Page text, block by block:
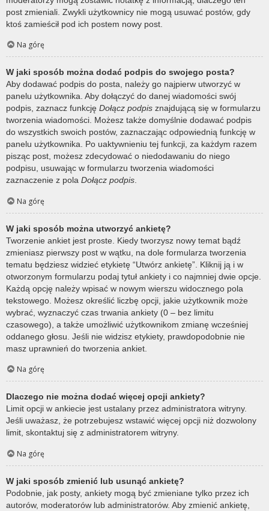
post zmieniali. Zwykli użytkownicy nie mogą usuwać postów, gdy
ktoś zamieścił pod ich postem nowy post.
Na górę
W jaki sposób można dodać podpis do swojego posta?
Aby dodawać podpis do posta, należy go najpierw utworzyć w
panelu użytkownika. Aby dołączyć do danej wiadomości swój
podpis, zaznacz funkcję Dołącz podpis znajdującą się w formularzu
tworzenia wiadomości. Możesz także domyślnie dodawać podpis
do wszystkich swoich postów, zaznaczając odpowiednią funkcję w
panelu użytkownika. Po uaktywnieniu tej funkcji, za każdym razem
pisząc post, możesz zdecydować o niedodawaniu do niego
podpisu, usuwając w formularzu tworzenia wiadomości
zaznaczenie z pola Dołącz podpis.
Na górę
W jaki sposób można utworzyć ankietę?
Tworzenie ankiet jest proste. Kiedy tworzysz nowy temat bądź
zmieniasz pierwszy post w wątku, na dole formularza tworzenia
tematu będziesz widzieć etykietę “Utwórz ankietę”. Kliknij ją i w
otworzonym formularzu podaj tytuł ankiety i co najmniej dwie opcje.
Każdą opcję należy wpisać w nowym wierszu widocznego pola
tekstowego. Możesz określić liczbę opcji, jakie użytkownik może
wybrać, wyznaczyć czas trwania ankiety (0 – bez limitu
czasowego), a także umożliwić użytkownikom zmianę wcześniej
oddanego głosu. Jeśli nie widzisz etykiety, prawdopodobnie nie
masz uprawnień do tworzenia ankiet.
Na górę
Dlaczego nie można dodać więcej opcji ankiety?
Limit opcji w ankiecie jest ustalany przez administratora witryny.
Jeśli uważasz, że potrzebujesz wstawić więcej opcji niż dozwolony
limit, skontaktuj się z administratorem witryny.
Na górę
W jaki sposób zmienić lub usunąć ankietę?
Podobnie, jak posty, ankiety mogą być zmieniane tylko przez ich
autorów, moderatorów lub administratorów. Aby zmienić ankietę,